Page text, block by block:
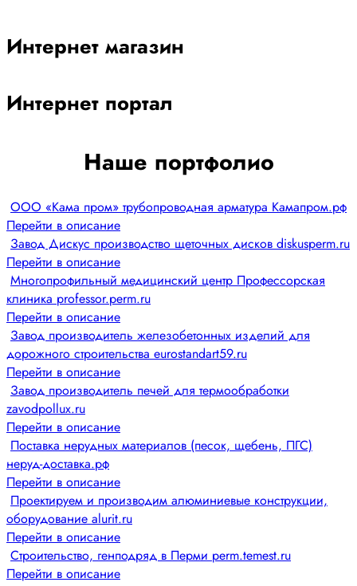
Интернет магазин
Интернет портал
Наше портфолио
ООО «Кама пром» трубопроводная арматура Камапром.рф
Перейти в описание
Завод Дискус производство щеточных дисков diskusperm.ru
Перейти в описание
Многопрофильный медицинский центр Профессорская
клиника professor.perm.ru
Перейти в описание
Завод производитель железобетонных изделий для
дорожного строительства eurostandart59.ru
Перейти в описание
Завод производитель печей для термообработки
zavodpollux.ru
Перейти в описание
Поставка нерудных материалов (песок, щебень, ПГС)
неруд-доставка.рф
Перейти в описание
Проектируем и производим алюминиевые конструкции,
оборудование alurit.ru
Перейти в описание
Строительство, генподряд в Перми perm.temest.ru
Перейти в описание